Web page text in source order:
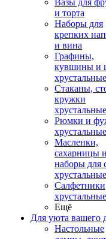
Вазы для
и торта
Наборы для
крепких
и вина
Графины,
кувшины и
хрустальные
Стаканы,
кружки
хрустальные
Рюмки и
хрустальные
Масленки,
сахарницы и
наборы для
хрустальные
Салфетники
хрустальные
Ещё
Для уюта вашего
Настольные